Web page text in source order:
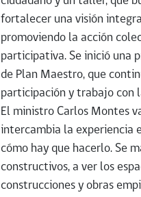
fortalecer una visión
promoviendo la acción
participativa. Se inició una
de Plan Maestro, que
participación y trabajo con
El ministro Carlos Montes
intercambia la experiencia
cómo hay que hacerlo. Se
constructivos, a ver los
construcciones y obras